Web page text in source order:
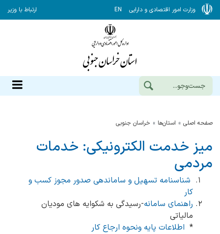
وزارت امور اقتصادی و دارایی EN ارتباط با وزیر
صفحه اصلی استان‌ها خراسان جنوبي
میز خدمت الکترونیکی: خدمات
مردمی
شناسنامه تسهیل و ساماندهی صدور مجوز کسب و
کار
راهنمای سامانه-رسیدگی به شکوایه های مودیان
مالیاتی
* اطلاعات پایه ونحوه ارجاع کار